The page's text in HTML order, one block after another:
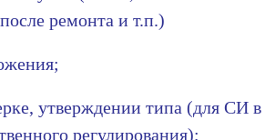
ремонта и т.п.)
утверждении типа (для СИ в
регулирования);